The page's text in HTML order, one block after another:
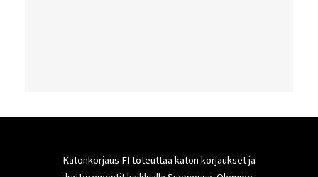
Katonkorjaus FI toteuttaa katon korjaukset ja